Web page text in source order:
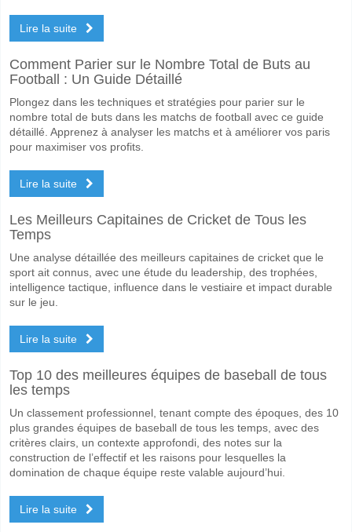
Oui pour Les Deux Équipes Marquent, avec un pourcentage de 66%.
Quel sera le résultat correct attendu entre Celtic v
Sur le côté risqué, vous pouvez essayer le Résultat Correct de 3-1
Lire la suite
Comment Parier sur le Nombre Total de Buts au
Football : Un Guide Détaillé
Plongez dans les techniques et stratégies pour parier sur le
nombre total de buts dans les matchs de football avec ce guide
détaillé. Apprenez à analyser les matchs et à améliorer vos paris
pour maximiser vos profits.
Lire la suite
Les Meilleurs Capitaines de Cricket de Tous les
Temps
Une analyse détaillée des meilleurs capitaines de cricket que le
sport ait connus, avec une étude du leadership, des trophées,
intelligence tactique, influence dans le vestiaire et impact durable
sur le jeu.
Lire la suite
Top 10 des meilleures équipes de baseball de tous
les temps
Un classement professionnel, tenant compte des époques, des 10
plus grandes équipes de baseball de tous les temps, avec des
critères clairs, un contexte approfondi, des notes sur la
construction de l’effectif et les raisons pour lesquelles la
domination de chaque équipe reste valable aujourd’hui.
Lire la suite